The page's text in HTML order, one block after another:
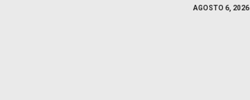
AGOSTO 6, 2026